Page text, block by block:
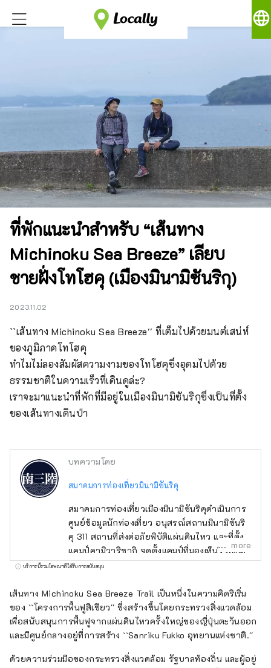
language
ที่พักแนะนำสำหรับ “เส้นทาง
Michinoku Sea Breeze” เลียบ
ชายฝั่งโทโฮคุ (เมืองมินามิซันริกุ)
2023.11.02
``เส้นทาง Michinoku Sea Breeze'' ที่เต็มไปด้วยมนต์เสน่ห์
ของภูมิภาคโทโฮคุ
ทำไมไม่ลองสัมผัสความงามของโทโฮคุซึ่งอุดมไปด้วย
ธรรมชาติในความเร็วที่เดินดูล่ะ?
เราจะมาแนะนำที่พักที่มีอยู่ในเมืองมินามิซันริกุซึ่งเป็นที่ตั้ง
ของเส้นทางเดินป่า
บทความโดย
สมาคมการท่องเที่ยวมินามิซันริคุ
สมาคมการท่องเที่ยวเมืองมินามิซันริคุดำเนินการ
ศูนย์ข้อมูลนักท่องเที่ยว อนุสรณ์สถานมินามิซันริ
คุ 311 สถานที่ส่งต่อภัยพิบัติแผ่นดินไหว และที่ตั้ง
แคมป์คามิวาริซากิ จุดตั้งแคมป์ที่มองเห็นวิวทะเล
เรายังประสานงานในการรับทริปการศึกษา เช่น
องค์กร โปรดมายังเมืองที่คุณสามารถเรียนรู้
"การใช้ชีวิตร่วมกับธรรมชาติ" ได้ภายในหนึ่ง
ชั่วโมงครึ่งโดยรถยนต์จากสถานีเซ็นได
more
บริการนี้รวมโฆษณาที่ได้รับการสนับสนุน
เส้นทาง Michinoku Sea Breeze Trail เป็นหนึ่งในความคิดริเริ่ม
ของ ``โครงการฟื้นฟูสีเขียว'' ซึ่งสร้างขึ้นโดยกระทรวงสิ่งแวดล้อม
เพื่อสนับสนุนการฟื้นฟูจากแผ่นดินไหวครั้งใหญ่ของญี่ปุ่นตะวันออก
และมีศูนย์กลางอยู่ที่การสร้าง ``Sanriku Fukko อุทยานแห่งชาติ.''
ด้วยความร่วมมือของกระทรวงสิ่งแวดล้อม รัฐบาลท้องถิ่น และผู้อยู่